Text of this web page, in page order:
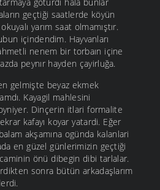
geçtiği saatlerde köyün
yarım saat olmamıştır.
içindendim. Hayvanları
nenem bir torbaın içine
peynır hayden çayirluğa.
gelmişte beyaz ekmek
Kayagil mahlesini
Dinçerin itlari formalite
kafayı koyar yatardi. Eğer
akşamına ogünda kalanlari
en güzel günlerimizin geçtiği
önü dibegin dibi tarlalar.
sonra bütün arkadaşlarım